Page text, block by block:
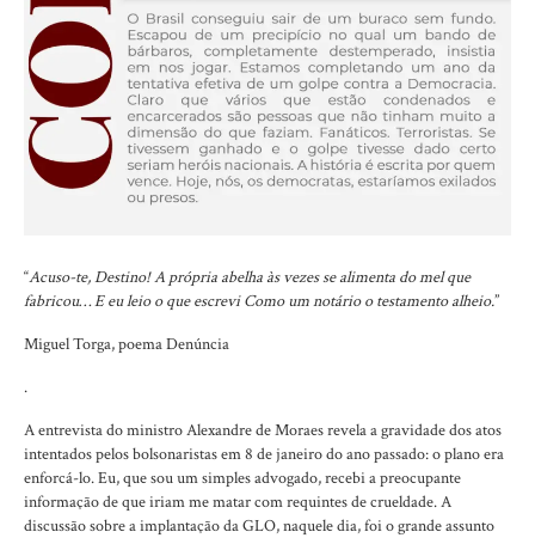
“Acuso-te, Destino! A própria abelha às vezes se alimenta do mel que
fabricou… E eu leio o que escrevi Como um notário o testamento alheio.”
Miguel Torga, poema Denúncia
.
A entrevista do ministro Alexandre de Moraes revela a gravidade dos atos
intentados pelos bolsonaristas em 8 de janeiro do ano passado: o plano era
enforcá-lo. Eu, que sou um simples advogado, recebi a preocupante
informação de que iriam me matar com requintes de crueldade. A
discussão sobre a implantação da GLO, naquele dia, foi o grande assunto